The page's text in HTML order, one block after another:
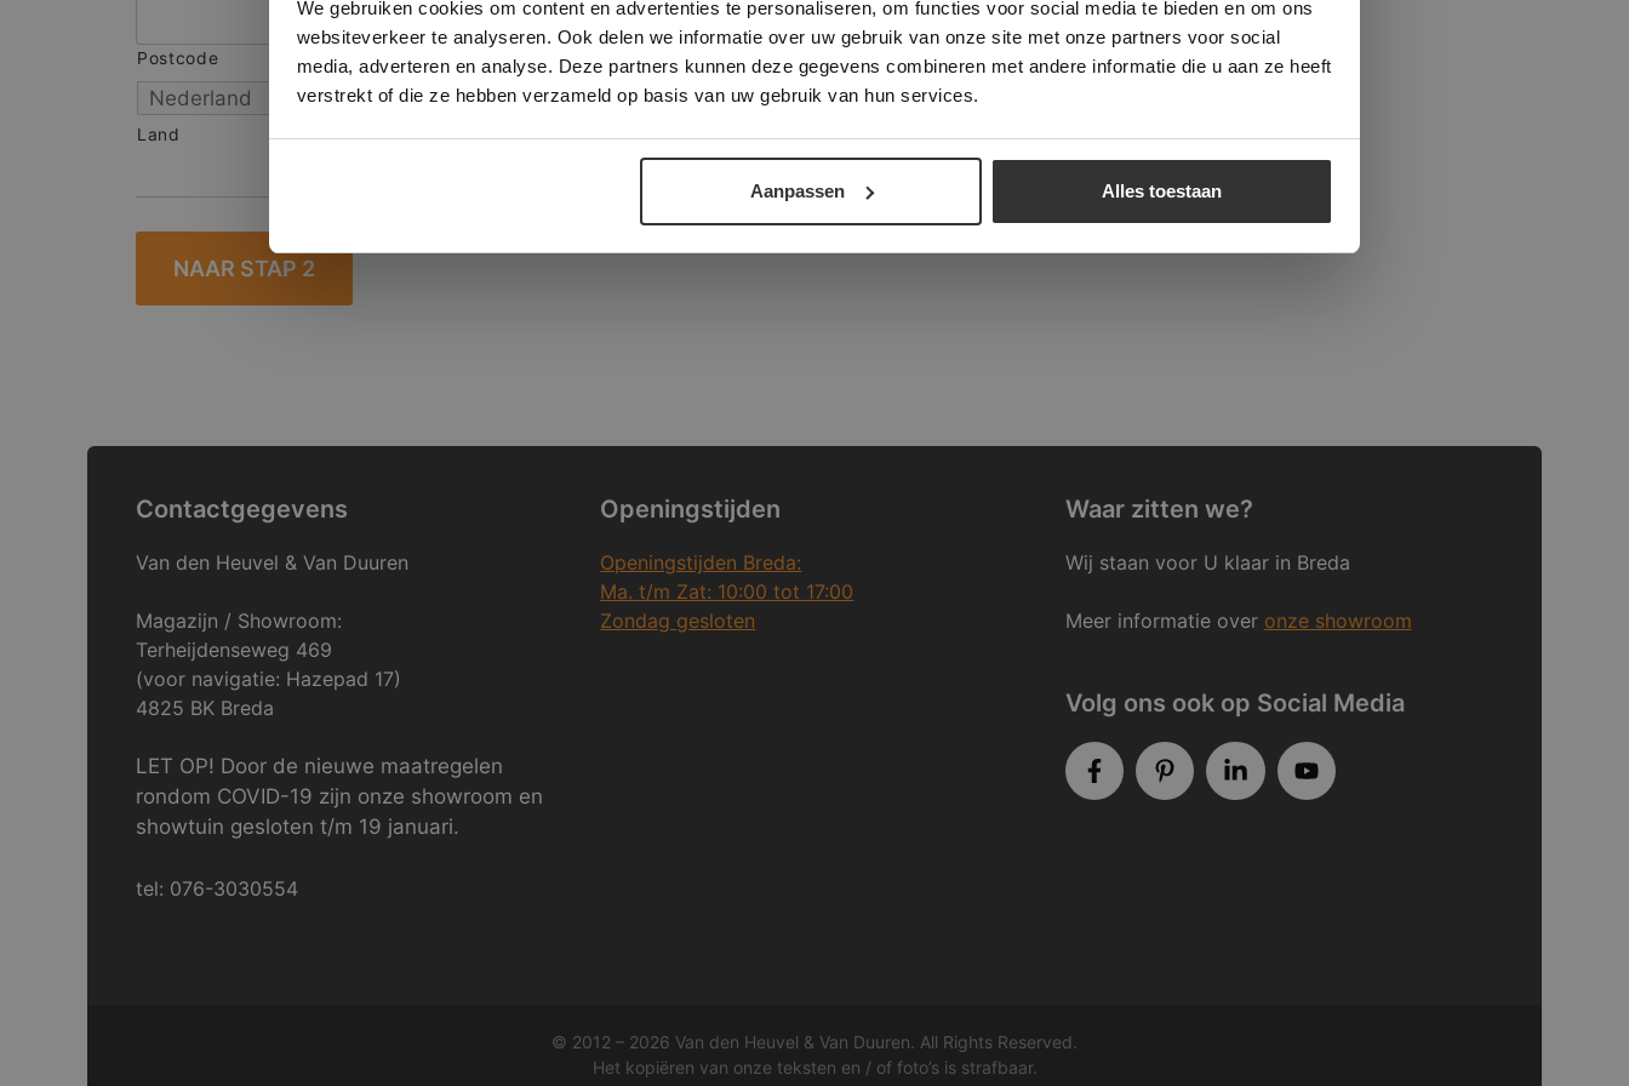
We gebruiken cookies om content en advertenties te personaliseren, om functies voor social media te bieden en om ons
websiteverkeer te analyseren. Ook delen we informatie over uw gebruik van onze site met onze partners voor social
media, adverteren en analyse. Deze partners kunnen deze gegevens combineren met andere informatie die u aan ze heeft
verstrekt of die ze hebben verzameld op basis van uw gebruik van hun services.
Aanpassen Alles toestaan
Postcode Stad
Land
Contactgegevens
Van den Heuvel & Van Duuren
Magazijn / Showroom:
Terheijdenseweg 469
(voor navigatie: Hazepad 17)
4825 BK Breda
LET OP! Door de nieuwe maatregelen
rondom COVID-19 zijn onze showroom en
showtuin gesloten t/m 19 januari.
tel: 076-3030554
Openingstijden
Openingstijden Breda:
Ma. t/m Zat: 10:00 tot 17:00
Zondag gesloten
Waar zitten we?
Wij staan voor U klaar in Breda
Meer informatie over onze showroom
Volg ons ook op Social Media
© 2012 – 2026 Van den Heuvel & Van Duuren. All Rights Reserved.
Het kopiëren van onze teksten en / of foto’s is strafbaar.
verder
ALLES ACCEPTEREN ALLES AFWIJZEN